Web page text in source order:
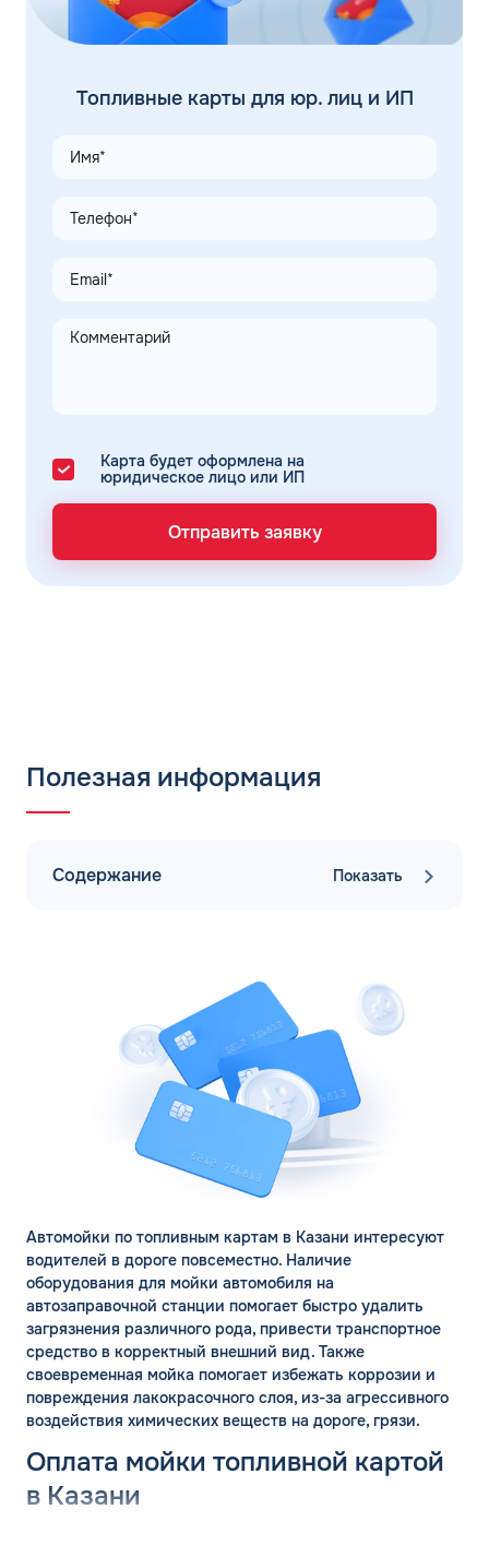
Топливные карты для юр. лиц и ИП
Карта будет оформлена на
юридическое лицо или ИП
Отправить заявку
Полезная информация
Содержание Показать
Автомойки по топливным картам в Казани интересуют
водителей в дороге повсеместно. Наличие
оборудования для мойки автомобиля на
автозаправочной станции помогает быстро удалить
загрязнения различного рода, привести транспортное
средство в корректный внешний вид. Также
своевременная мойка помогает избежать коррозии и
повреждения лакокрасочного слоя, из-за агрессивного
воздействия химических веществ на дороге, грязи.
Оплата мойки топливной картой
в Казани